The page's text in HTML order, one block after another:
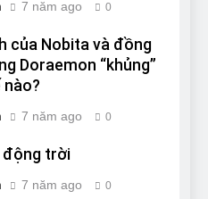
7 năm ago 0
của Nobita và đồng
Doraemon “khủng”
nào?
7 năm ago 0
động trời
7 năm ago 0